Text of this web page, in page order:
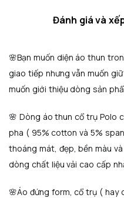
Đánh giá và
🌸Bạn muốn diện áo thun
giao tiếp nhưng vẫn muốn
muốn giới thiệu dòng sản
🌸 Dòng áo thun cổ trụ Polo
pha ( 95% cotton và 5%
thoáng mát, đẹp, bền màu
dòng chất liệu vải cao cấp
🌸Áo đứng form, cổ trụ ( hay